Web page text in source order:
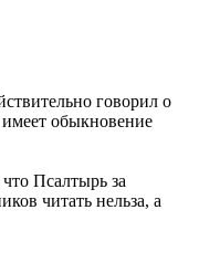
говорил о
обыкновение
Псалтырь за
читать нельза, а